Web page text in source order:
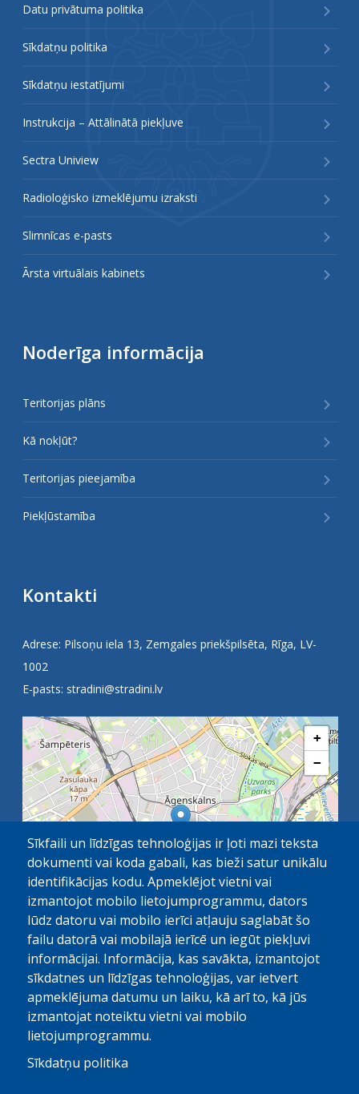
Datu privātuma politika
Sīkdatņu politika
Sīkdatņu iestatījumi
Instrukcija – Attālinātā piekļuve
Sectra Uniview
Radioloģisko izmeklējumu izraksti
Slimnīcas e-pasts
Ārsta virtuālais kabinets
Noderīga informācija
Teritorijas plāns
Kā nokļūt?
Teritorijas pieejamība
Piekļūstamība
Kontakti
Adrese: Pilsoņu iela 13, Zemgales priekšpilsēta, Rīga, LV-
1002
E-pasts: stradini@stradini.lv
+
−
1 km OpenStreetMap contributors
Sīkfaili un līdzīgas tehnoloģijas ir ļoti mazi teksta
dokumenti vai koda gabali, kas bieži satur unikālu
identifikācijas kodu. Apmeklējot vietni vai
izmantojot mobilo lietojumprogrammu, dators
lūdz datoru vai mobilo ierīci atļauju saglabāt šo
failu datorā vai mobilajā ierīcē un iegūt piekļuvi
informācijai. Informācija, kas savākta, izmantojot
sīkdatnes un līdzīgas tehnoloģijas, var ietvert
apmeklējuma datumu un laiku, kā arī to, kā jūs
izmantojat noteiktu vietni vai mobilo
lietojumprogrammu.
Sīkdatņu politika